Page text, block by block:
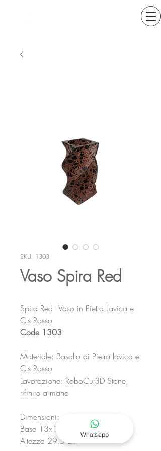
SKU: 1303
Vaso Spira Red
Spira Red - Vaso in Pietra Lavica e
Cls Rosso
Code 1303
Materiale: Basalto di Pietra lavica e
Cls Rosso
Lavorazione: RoboCut3D Stone,
rifinito a mano
Dimensioni:
Base 13x13 cm
Altezza 29.5 cm
Whatsapp